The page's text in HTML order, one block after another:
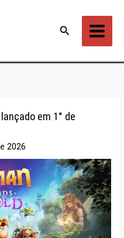
Pesquisar
em 1° de
2026